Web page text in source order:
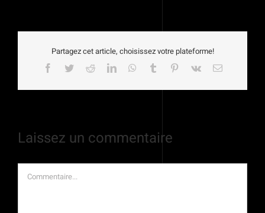
Partagez cet article, choisissez votre plateforme!
Facebook
TwitterRedditLinkedInWhatsApp
Tumblr Pinterest
Vk Email
Laissez un commentaire
Commentaire